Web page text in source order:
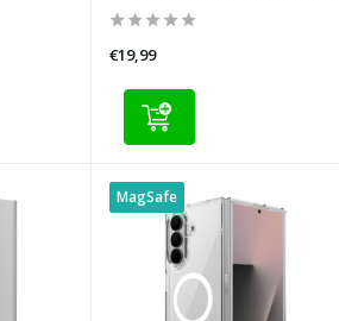
€19,99
MagSafe